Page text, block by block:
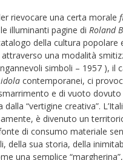
rievocare una certa morale
illuminanti pagine di Roland
della cultura popolare
una modalità
simboli – 1957 ), il
idola contemporanei, ci
e di vuoto dovuto
“vertigine creativa”.
è divenuto un
di consumo materiale
della sua storia, della
una semplice